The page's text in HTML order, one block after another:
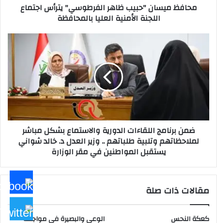
محافظ ميسان "حبيب ظاهر الفرطوسي" يترأس اجتماع
اللجنة الأمنية العليا بالمحافظة
اللقاءات
الدورية
والاستماع
لملاحظاتهم
وتلبية
طلباتهم
د.
شواني
في
ضمن برنامج اللقاءات الدورية والاستماع بشكل مباشر
لملاحظاتهم وتلبية طلباتهم .. وزير العدل د. خالد شواني
يستقبل المواطنين في مقر الوزارة
مقالات ذات صلة
كعكة النحس الوعي والبصيرة في مواجهة